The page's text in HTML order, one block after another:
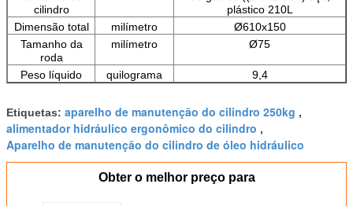
cilindro
plástico 210L
Dimensão total
milímetro
Ø610x150
Tamanho da
roda
milímetro Ø75
Peso líquido quilograma 9,4
Etiquetas: aparelho de manutenção do cilindro 250kg ,
alimentador hidráulico ergonômico do cilindro ,
Aparelho de manutenção do cilindro de óleo hidráulico
Obter o melhor preço para